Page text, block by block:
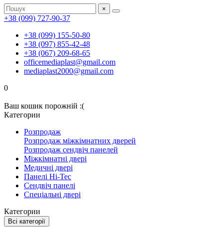
×
+38 (099) 727-90-37
+38 (099) 155-50-80
+38 (097) 855-42-48
+38 (067) 209-68-65
officemediaplast@gmail.com
mediaplast2000@gmail.com
0
Ваш кошик порожній :(
Категории
Розпродаж
Розпродаж міжкімнатних дверей
Розпродаж сендвіч панелей
Міжкімнатні двері
Медичні двері
Панелі Hi-Tec
Сендвіч панелі
Спеціальні двері
Категории
Всі категорії